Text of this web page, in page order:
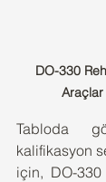
DO-330
Araçlar
Tabloda
kalifikasyon
için, DO-330